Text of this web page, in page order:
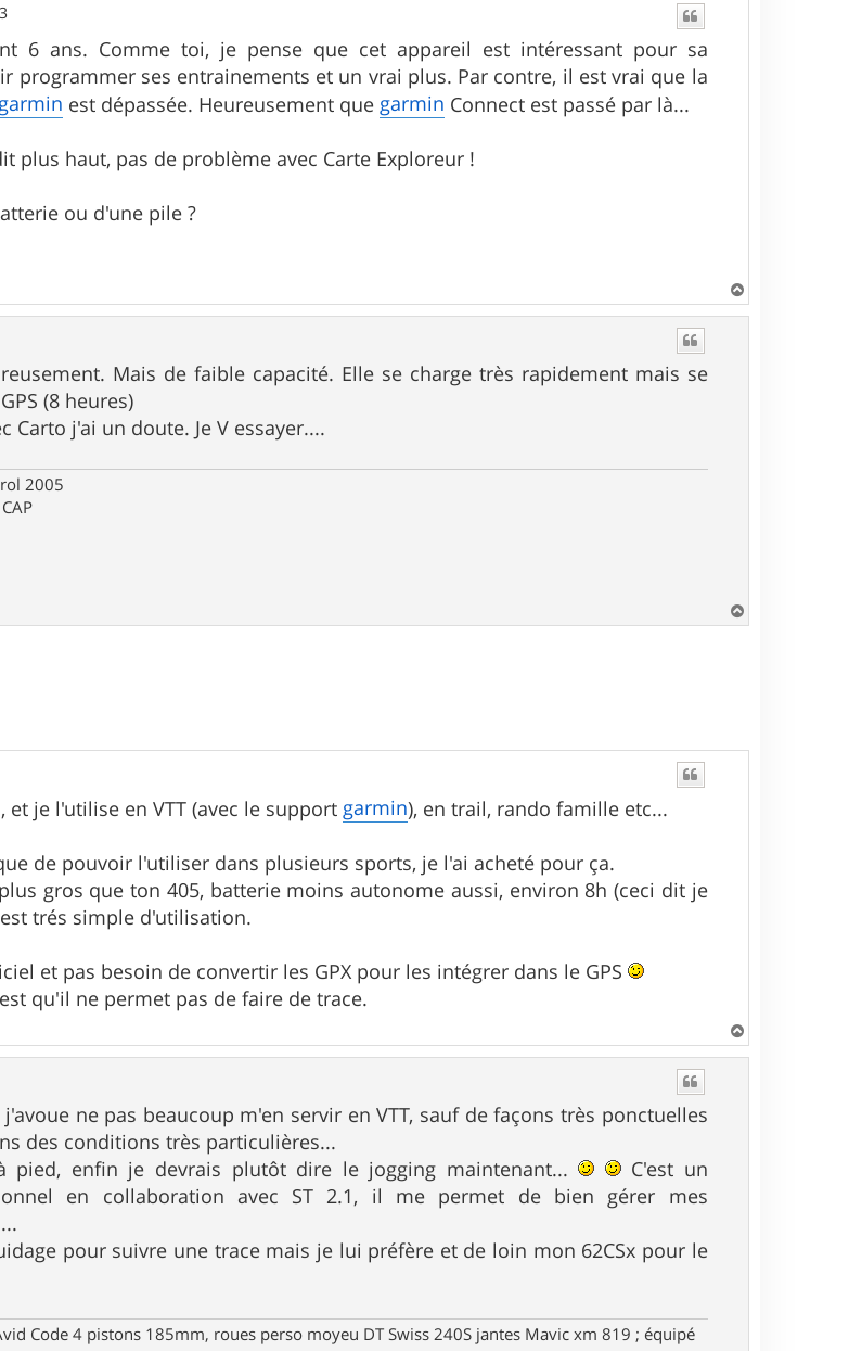
6 ans. Comme toi, je pense que cet appareil est intéressant pour sa
programmer ses entrainements et un vrai plus. Par contre, il est vrai que la
garmin est dépassée. Heureusement quegarmin Connect est passé par là...
plus haut, pas de problème avec Carte Exploreur !
ou d'une pile ?
a
Mais de faible capacité. Elle se charge très rapidement mais se
(8 heures)
Carto j'ai un doute. Je V essayer....
2005
a
et je l'utilise en VTT (avec le supportgarmin), en trail, rando famille etc...
de pouvoir l'utiliser dans plusieurs sports, je l'ai acheté pour ça.
gros que ton 405, batterie moins autonome aussi, environ 8h (ceci dit je
trés simple d'utilisation.
et pas besoin de convertir les GPX pour les intégrer dans le GPS
qu'il ne permet pas de faire de trace.
a
ne pas beaucoup m'en servir en VTT, sauf de façons très ponctuelles
des conditions très particulières...
pied, enfin je devrais plutôt dire le jogging maintenant...
C'est un
en collaboration avec ST 2.1, il me permet de bien gérer mes
pour suivre une trace mais je lui préfère et de loin mon 62CSx pour le
Code 4 pistons 185mm, roues perso moyeu DT Swiss 240S jantes Mavic xm 819 ; équipé